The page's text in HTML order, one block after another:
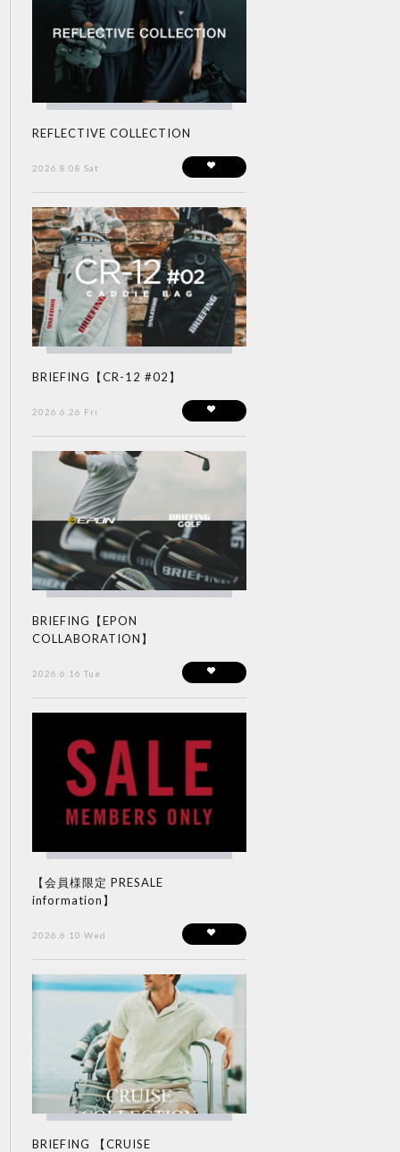
REFLECTIVE COLLECTION
2026.8.08 Sat
BRIEFING【CR-12 #02】
2026.6.26 Fri
BRIEFING【EPON
COLLABORATION】
2026.6.16 Tue
【会員様限定 PRESALE
information】
2026.6.10 Wed
BRIEFING 【CRUISE